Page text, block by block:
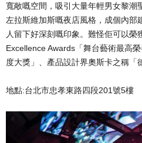
寬敞嘅空間，吸引大量年輕男女黎潮
左拉斯維加斯嘅夜店風格，成個內部
人留下好深刻嘅印象。難怪佢可以
Excellence Awards「舞台藝術最高
度大獎」、產品設計界奧斯卡之稱「
地點:台北市忠孝東路四段201號5樓